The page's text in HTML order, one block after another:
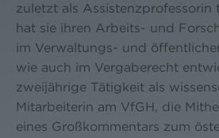
zuletzt als Assistenzprofessorin
hat sie ihren Arbeits- und
im Verwaltungs- und
wie auch im Vergaberecht
zweijährige Tätigkeit als
Mitarbeiterin am VfGH, die
eines Großkommentars zum